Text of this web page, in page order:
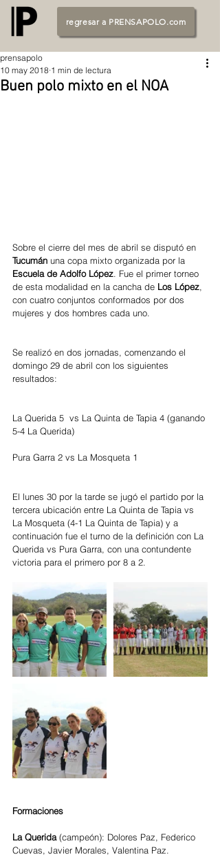
regresar a PRENSAPOLO.com
Buen polo mixto en el NOA
prensapolo
10 may 2018 1 min de lectura
Sobre el cierre del mes de abril se disputó en
Tucumán una copa mixto organizada por la
Escuela de Adolfo López. Fue el primer torneo
de esta modalidad en la cancha de Los López,
con cuatro conjuntos conformados por dos
mujeres y dos hombres cada uno.
Se realizó en dos jornadas, comenzando el
domingo 29 de abril con los siguientes
resultados:
La Querida 5  vs La Quinta de Tapia 4 (ganando
5-4 La Querida)
Pura Garra 2 vs La Mosqueta 1
El lunes 30 por la tarde se jugó el partido por la
tercera ubicación entre La Quinta de Tapia vs
La Mosqueta (4-1 La Quinta de Tapia) y a
continuación fue el turno de la definición con La
Querida vs Pura Garra, con una contundente
victoria para el primero por 8 a 2.
Formaciones
La Querida (campeón): Dolores Paz, Federico
Cuevas, Javier Morales, Valentina Paz.